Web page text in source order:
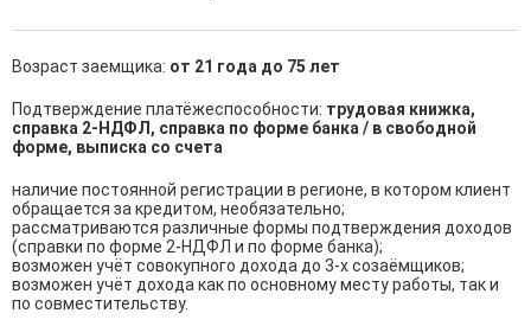
Возраст заемщика: от 21 года до 75 лет
Подтверждение платёжеспособности: трудовая книжка,
справка 2-НДФЛ, справка по форме банка / в свободной
форме, выписка со счета
наличие постоянной регистрации в регионе, в котором клиент
обращается за кредитом, необязательно;
рассматриваются различные формы подтверждения доходов
(справки по форме 2-НДФЛ и по форме банка);
возможен учёт совокупного дохода до 3-х созаёмщиков;
возможен учёт дохода как по основному месту работы, так и
по совместительству.